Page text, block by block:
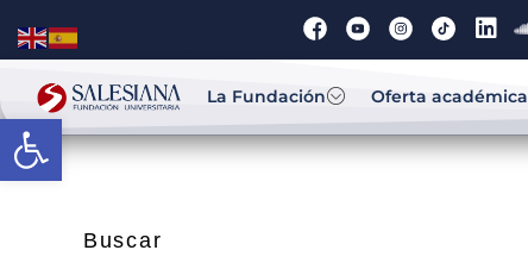
Abrir barra de herramientas
La Fundación Oferta académica
Buscar